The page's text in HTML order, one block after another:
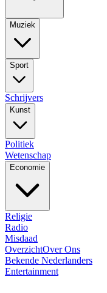
Muziek
Sport
Schrijvers
Kunst
Politiek
Wetenschap
Economie
Religie
Radio
Misdaad
OverzichtOver Ons
Bekende Nederlanders
Entertainment